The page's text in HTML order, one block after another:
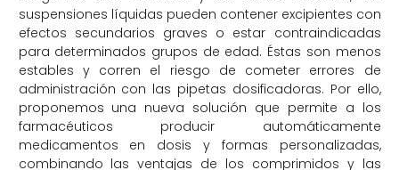
suspensiones líquidas pueden contener excipientes con
efectos secundarios graves o estar contraindicadas
para determinados grupos de edad. Éstas son menos
estables y corren el riesgo de cometer errores de
administración con las pipetas dosificadoras. Por ello,
proponemos una nueva solución que permite a los
farmacéuticos producir automáticamente
medicamentos en dosis y formas personalizadas,
combinando las ventajas de los comprimidos y las